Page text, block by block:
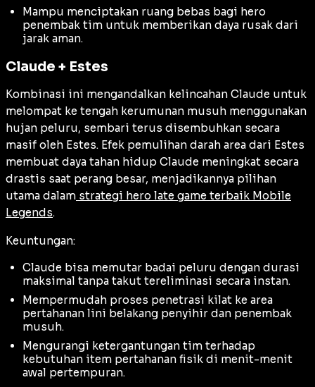
Mampu menciptakan ruang bebas bagi hero
penembak tim untuk memberikan daya rusak dari
jarak aman.
Claude + Estes
Kombinasi ini mengandalkan kelincahan Claude untuk
melompat ke tengah kerumunan musuh menggunakan
hujan peluru, sembari terus disembuhkan secara
masif oleh Estes. Efek pemulihan darah area dari Estes
membuat daya tahan hidup Claude meningkat secara
drastis saat perang besar, menjadikannya pilihan
utama dalam strategi hero late game terbaik Mobile
Legends.
Keuntungan:
Claude bisa memutar badai peluru dengan durasi
maksimal tanpa takut tereliminasi secara instan.
Mempermudah proses penetrasi kilat ke area
pertahanan lini belakang penyihir dan penembak
musuh.
Mengurangi ketergantungan tim terhadap
kebutuhan item pertahanan fisik di menit-menit
awal pertempuran.